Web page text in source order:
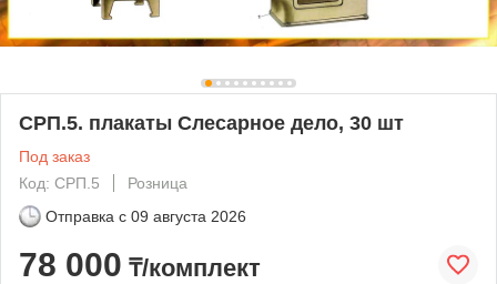
СРП.5. плакаты Слесарное дело, 30 шт
Под заказ
Код: СРП.5
Розница
Отправка с 09 августа 2026
78 000 ₸/комплект